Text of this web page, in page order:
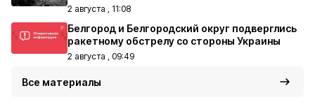
2 августа , 11:08
Белгород и Белгородский округ подверглись
ракетному обстрелу со стороны Украины
2 августа , 09:49
Все материалы